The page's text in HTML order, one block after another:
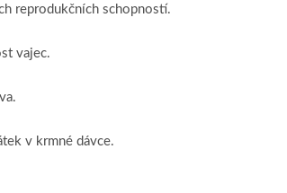
reprodukčních schopností.
vajec.
v krmné dávce.